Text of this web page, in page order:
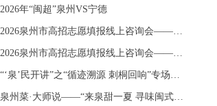
2026年“闽超”泉州VS宁德